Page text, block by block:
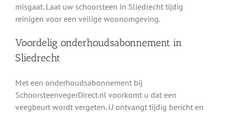
misgaat. Laat uw schoorsteen in Sliedrecht tijdig
reinigen voor een veilige woonomgeving.
Voordelig onderhoudsabonnement in
Sliedrecht
Met een onderhoudsabonnement bij
SchoorsteenvegerDirect.nl voorkomt u dat een
veegbeurt wordt vergeten. U ontvangt tijdig bericht en